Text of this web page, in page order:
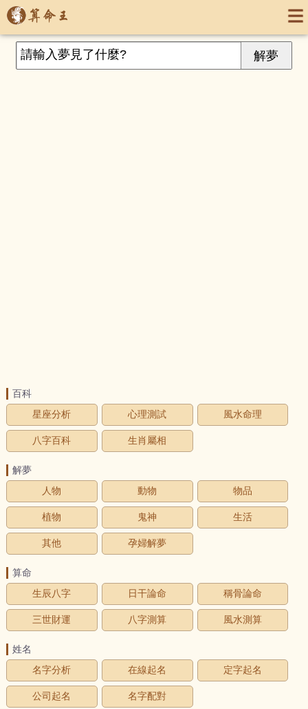
百科
星座分析
心理測試 風水命理
八字百科 生肖屬相
解夢
人物
動物 物品
植物 鬼神 生活
其他 孕婦解夢
算命
生辰八字
日干論命 稱骨論命
三世財運 八字測算 風水測算
姓名
名字分析
在線起名 定字起名
公司起名 名字配對